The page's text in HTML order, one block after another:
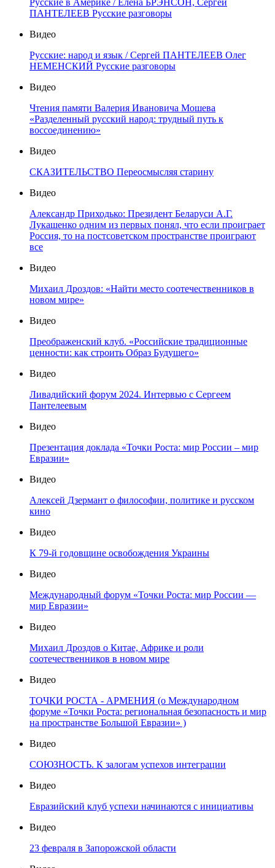
Русские в Америке / Елена БРЭНСОН, Сергей
ПАНТЕЛЕЕВ Русские разговоры
Видео
Русские: народ и язык / Сергей ПАНТЕЛЕЕВ Олег
НЕМЕНСКИЙ Русские разговоры
Видео
Чтения памяти Валерия Ивановича Мошева
«Разделенный русский народ: трудный путь к
воссоединению»
Видео
СКАЗИТЕЛЬСТВО Переосмысляя старину
Видео
Александр Приходько: Президент Беларуси А.Г.
Лукашенко одним из первых понял, что если проиграет
Россия, то на постсоветском пространстве проиграют
все
Видео
Михаил Дроздов: «Найти место соотечественников в
новом мире»
Видео
Преображенский клуб. «Российские традиционные
ценности: как строить Образ Будущего»
Видео
Ливадийский форум 2024. Интервью с Сергеем
Пантелеевым
Видео
Презентация доклада «Точки Роста: мир России – мир
Евразии»
Видео
Алексей Дзермант о философии, политике и русском
кино
Видео
К 79-й годовщине освобождения Украины
Видео
Международный форум «Точки Роста: мир России —
мир Евразии»
Видео
Михаил Дроздов о Китае, Африке и роли
соотечественников в новом мире
Видео
ТОЧКИ РОСТА - АРМЕНИЯ (о Международном
форуме «Точки Роста: региональная безопасность и мир
на пространстве Большой Евразии» )
Видео
СОЮЗНОСТЬ. К залогам успехов интеграции
Видео
Евразийский клуб успехи начинаются с инициативы
Видео
23 февраля в Запорожской области